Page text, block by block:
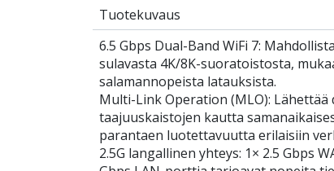
Tuotekuvaus
6.5 Gbps Dual-Band WiFi 7:
sulavasta 4K/8K-suoratoistosta,
salamannopeista latauksista.
Multi-Link Operation (MLO): Lähettää
taajuuskaistojen kautta
parantaen luotettavuutta erilaisiin
2.5G langallinen yhteys: 1× 2.5 Gbps